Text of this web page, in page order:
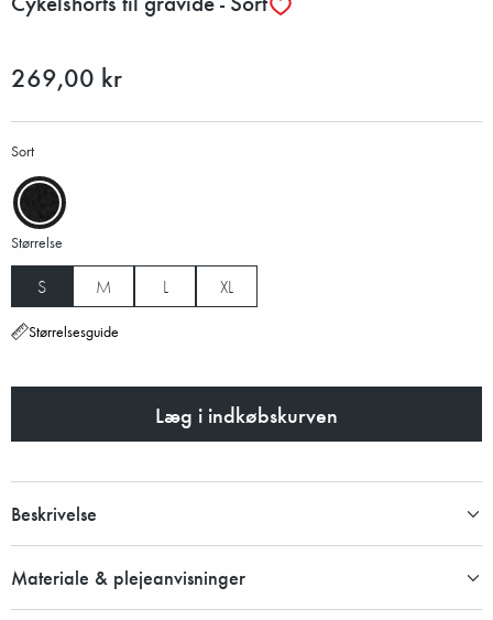
269,00 kr
Sort
Størrelse
S M L XL
Størrelsesguide
Læg i indkøbskurven
Beskrivelse
Materiale & plejeanvisninger